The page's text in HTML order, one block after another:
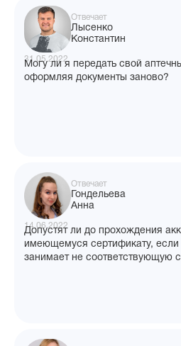
Отвечает
Лысенко
Константин
31.05.2022
Могу ли я передать свой
оформляя документы заново?
Отвечает
Гондельева
Анна
14.06.2022
Допустят ли до прохождения
имеющемуся сертификату, если
занимает не соответствующую